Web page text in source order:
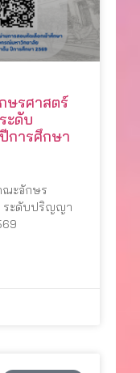
ษรศาสตร์
ะดับ
การศึกษา
ณะอักษร
ระดับปริญญา